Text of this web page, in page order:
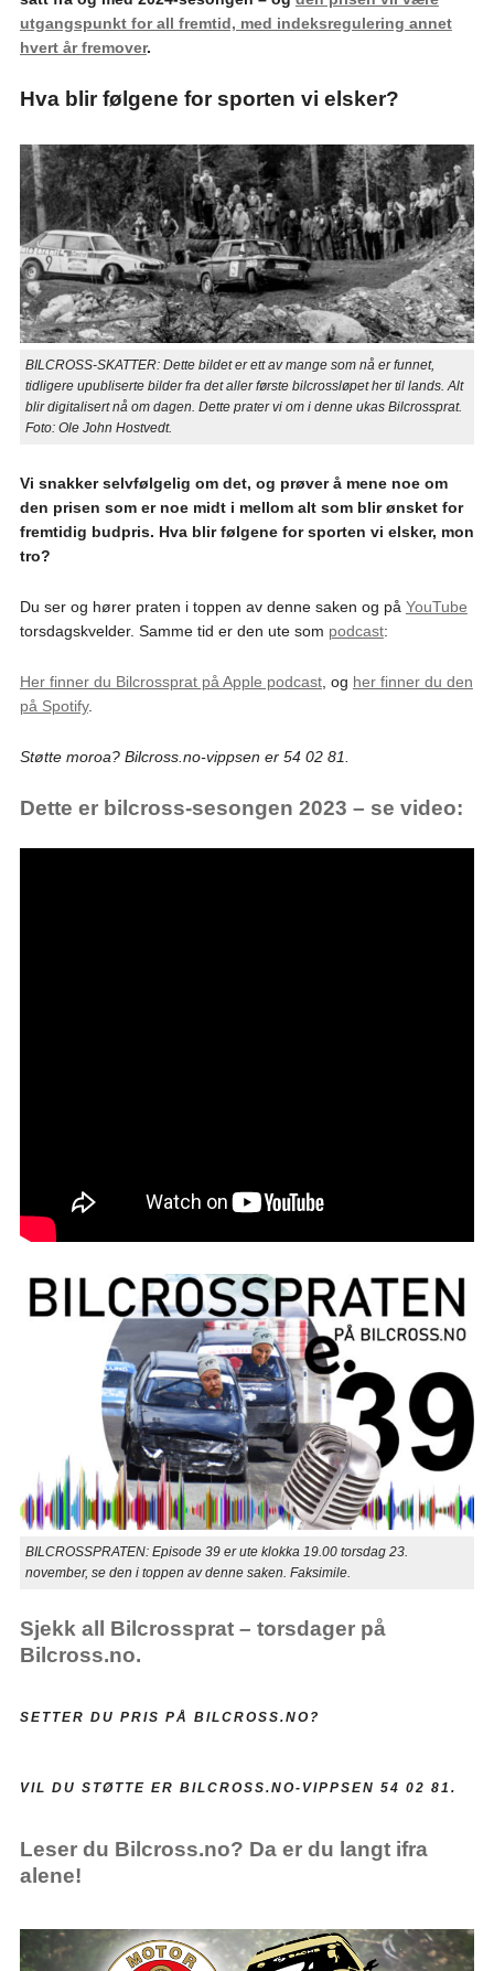
utgangspunkt for all fremtid, med indeksregulering annet
hvert år fremover.
Hva blir følgene for sporten vi elsker?
BILCROSS-SKATTER: Dette bildet er ett av mange som nå er funnet,
tidligere upubliserte bilder fra det aller første bilcrossløpet her til lands. Alt
blir digitalisert nå om dagen. Dette prater vi om i denne ukas Bilcrossprat.
Foto: Ole John Hostvedt.
Vi snakker selvfølgelig om det, og prøver å mene noe om
den prisen som er noe midt i mellom alt som blir ønsket for
fremtidig budpris. Hva blir følgene for sporten vi elsker, mon
tro?
Du ser og hører praten i toppen av denne saken og på YouTube
torsdagskvelder. Samme tid er den ute som podcast:
Her finner du Bilcrossprat på Apple podcast, og her finner du den
på Spotify.
Støtte moroa? Bilcross.no-vippsen er 54 02 81.
Dette er bilcross-sesongen 2023 – se video:
BILCROSSPRATEN: Episode 39 er ute klokka 19.00 torsdag 23.
november, se den i toppen av denne saken. Faksimile.
Sjekk all Bilcrossprat – torsdager på
Bilcross.no.
SETTER DU PRIS PÅ BILCROSS.NO?
VIL DU STØTTE ER BILCROSS.NO-VIPPSEN 54 02 81.
Leser du Bilcross.no? Da er du langt ifra
alene!